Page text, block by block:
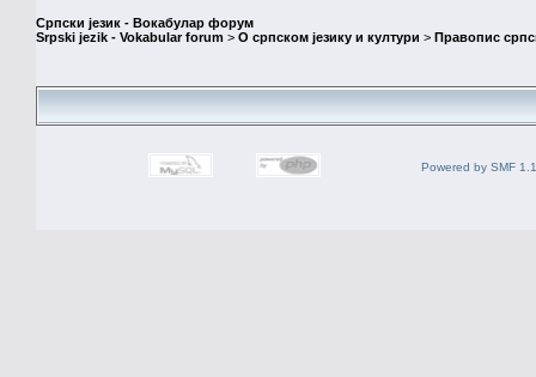
Српски језик - Вокабулар форум
Srpski jezik - Vokabular forum > О српском језику и култури > Правопис
Powered by SMF